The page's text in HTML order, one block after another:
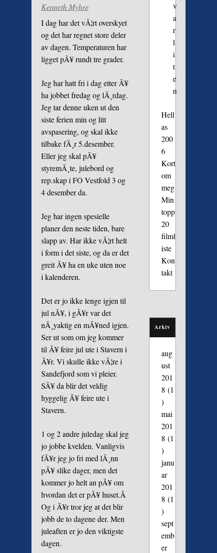
Kenneth Myhre
I dag har det vÃ¦rt overskyet
og det har regnet store deler
av dagen. Temperaturen har
ligget pÃ¥ rundt tre grader.
Jeg har hatt fri i dag etter Ã¥
ha jobbet fredag og lÃ¸rdag.
Jeg tar denne uken ut den
siste ferien min og litt
avspasering, og skal ikke
tilbake fÃ¸r 5.desember.
Eller jeg skal pÃ¥
styremÃ¸te, julebord og
rep.skap i FO Vestfold 3 og
4 desember da.
Jeg har ingen spesielle
planer den neste tiden, bare
slapp av. Har ikke vÃ¦rt helt
i form i det siste, og da er det
greit Ã¥ ha en uke uten noe
i kalenderen.
Det er jo ikke lenge igjen til
jul nÃ¥, i gÃ¥r var det
nÃ¸yaktig en mÃ¥ned igjen.
Ser ut som om jeg kommer
til Ã¥ feire jul ute i Stavern i
Ã¥r. Vi skulle ikke vÃ¦re i
Sandefjord som vi pleier.
SÃ¥ da blir det veldig
hyggelig Ã¥ feire ute i
Stavern.
1 og 2 andre juledag skal jeg
jo jobbe kvelden. Vanligvis
fÃ¥r jeg jo fri med lÃ¸nn
pÃ¥ slike dager, men det
kommer jo helt an pÃ¥ om
hvordan det er pÃ¥ huset.Â
Og i Ã¥r tror jeg at det blir
jobb de to dagene der. Men
juleaften er jo den viktigste
dagen.
v
a
r
l
i
t
e
n
Hell
as
200
6
Kort
om
meg
Min
topp
20
filml
iste
Kon
takt
Arkiv
aug
ust
201
8 (1
)
mai
201
8 (1
)
janu
ar
201
8 (1
)
sept
emb
er